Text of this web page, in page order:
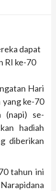
dapat
RI ke-70
Hari
yang ke-70
(napi) se-
hadiah
diberikan
tahun ini